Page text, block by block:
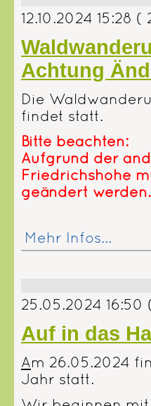
12.10.2024 15:28 (
Achtung
Die
findet statt.
Bitte beachten:
Aufgrund der
Friedrichshöhe
geändert werden.
Mehr Infos...
25.05.2024 16:50
Auf in das
Am 26.05.2024
Jahr statt.